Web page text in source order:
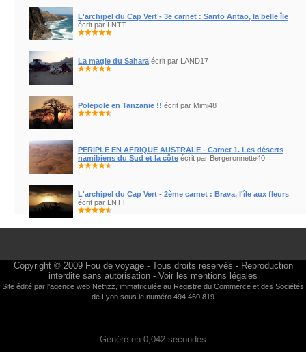
L'archipel du Cap Vert - 3e carnet : Santo Antao, la belle île
écrit par LNTT
La magie du Sahara écrit par LAND17
Polepole en Tanzanie !! écrit par Mimi48
PERIPLE EN AFRIQUE AUSTRALE - Carnet 1. Les déserts
namibiens du Sud et la côte écrit par Bergeronnette40
L'archipel du Cap Vert - 2ème carnet : Brava, l'île aux fleurs
écrit par LNTT
Copyright © 2009 Fou de voyage- Tous droits réservés - Reproduction
interdite sans autorisation - Voir les mentions légales
Site édité par l'agence web Netfizz , immatriculée au Registre du Commerce et des Sociétés
de Lyon sous le numéro 494 460 819
Généré en 0,042 secondes